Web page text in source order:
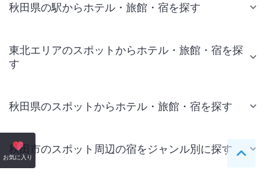
お気に入り ペー
秋田県の駅からホテル・旅館・宿を探す
東北エリアのスポットからホテル・旅館・宿を探
す
秋田県のスポットからホテル・旅館・宿を探す
秋田市のスポット周辺の宿をジャンル別に探す